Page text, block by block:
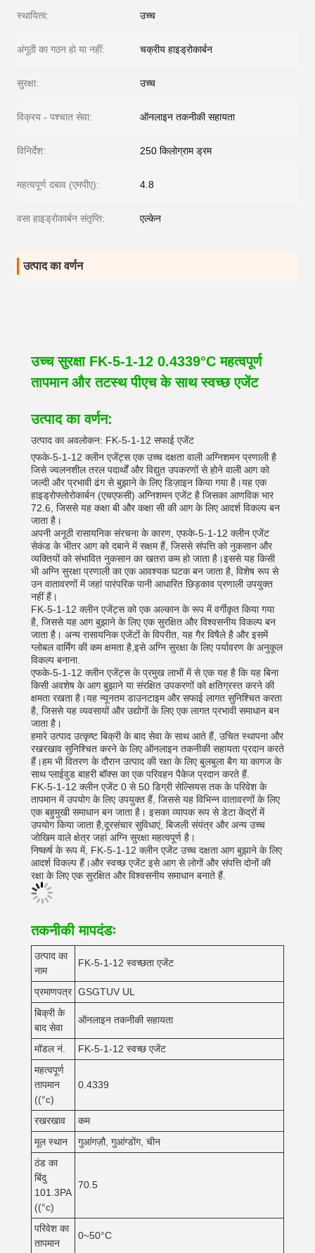
स्थायित्व: उच्च
अंगूठी का गठन हो या नहीं: चक्रीय हाइड्रोकार्बन
सुरक्षा: उच्च
विक्रय - पश्चात सेवा: ऑनलाइन तकनीकी सहायता
विनिर्देश: 250 किलोग्राम ड्रम
महत्वपूर्ण दबाव (एमपीए): 4.8
वसा हाइड्रोकार्बन संतृप्ति: एल्केन
उत्पाद का वर्णन
उच्च सुरक्षा FK-5-1-12 0.4339°C महत्वपूर्ण
तापमान और तटस्थ पीएच के साथ स्वच्छ एजेंट
उत्पाद का वर्णन:
उत्पाद का अवलोकन: FK-5-1-12 सफाई एजेंट
एफके-5-1-12 क्लीन एजेंट्स एक उच्च दक्षता वाली अग्निशमन प्रणाली है
जिसे ज्वलनशील तरल पदार्थों और विद्युत उपकरणों से होने वाली आग को
जल्दी और प्रभावी ढंग से बुझाने के लिए डिज़ाइन किया गया है।यह एक
हाइड्रोफ्लोरोकार्बन (एचएफसी) अग्निशमन एजेंट है जिसका आणविक भार
72.6, जिससे यह कक्षा बी और कक्षा सी की आग के लिए आदर्श विकल्प बन
जाता है।
अपनी अनूठी रासायनिक संरचना के कारण, एफके-5-1-12 क्लीन एजेंट
सेकंड के भीतर आग को दबाने में सक्षम हैं, जिससे संपत्ति को नुकसान और
व्यक्तियों को संभावित नुकसान का खतरा कम हो जाता है।इससे यह किसी
भी अग्नि सुरक्षा प्रणाली का एक आवश्यक घटक बन जाता है, विशेष रूप से
उन वातावरणों में जहां पारंपरिक पानी आधारित छिड़काव प्रणाली उपयुक्त
नहीं हैं।
FK-5-1-12 क्लीन एजेंट्स को एक अल्कान के रूप में वर्गीकृत किया गया
है, जिससे यह आग बुझाने के लिए एक सुरक्षित और विश्वसनीय विकल्प बन
जाता है। अन्य रासायनिक एजेंटों के विपरीत, यह गैर विषैले है और इसमें
ग्लोबल वार्मिंग की कम क्षमता है,इसे अग्नि सुरक्षा के लिए पर्यावरण के अनुकूल
विकल्प बनाना.
एफके-5-1-12 क्लीन एजेंट्स के प्रमुख लाभों में से एक यह है कि यह बिना
किसी अवशेष के आग बुझाने या संरक्षित उपकरणों को क्षतिग्रस्त करने की
क्षमता रखता है।यह न्यूनतम डाउनटाइम और सफाई लागत सुनिश्चित करता
है, जिससे यह व्यवसायों और उद्योगों के लिए एक लागत प्रभावी समाधान बन
जाता है।
हमारे उत्पाद उत्कृष्ट बिक्री के बाद सेवा के साथ आते हैं, उचित स्थापना और
रखरखाव सुनिश्चित करने के लिए ऑनलाइन तकनीकी सहायता प्रदान करते
हैं।हम भी वितरण के दौरान उत्पाद की रक्षा के लिए बुलबुला बैग या कागज के
साथ प्लाईवुड बाहरी बॉक्स का एक परिवहन पैकेज प्रदान करते हैं.
FK-5-1-12 क्लीन एजेंट 0 से 50 डिग्री सेल्सियस तक के परिवेश के
तापमान में उपयोग के लिए उपयुक्त हैं, जिससे यह विभिन्न वातावरणों के लिए
एक बहुमुखी समाधान बन जाता है। इसका व्यापक रूप से डेटा केंद्रों में
उपयोग किया जाता है,दूरसंचार सुविधाएं, बिजली संयंत्र और अन्य उच्च
जोखिम वाले क्षेत्र जहां अग्नि सुरक्षा महत्वपूर्ण है।
निष्कर्ष के रूप में, FK-5-1-12 क्लीन एजेंट उच्च दक्षता आग बुझाने के लिए
आदर्श विकल्प हैं।और स्वच्छ एजेंट इसे आग से लोगों और संपत्ति दोनों की
रक्षा के लिए एक सुरक्षित और विश्वसनीय समाधान बनाते हैं.
तकनीकी मापदंडः
उत्पाद का
नाम
FK-5-1-12 स्वच्छता एजेंट
प्रमाणपत्र GSGTUV UL
बिक्री के
बाद सेवा
ऑनलाइन तकनीकी सहायता
मॉडल नं.
FK-5-1-12 स्वच्छ एजेंट
महत्वपूर्ण
तापमान
((°c)
0.4339
रखरखाव
कम
मूल स्थान
गुआंगज़ौ, गुआंग्डोंग, चीन
ठंड का
बिंदु
101.3PA
((°c)
70.5
परिवेश का
तापमान
0~50°C